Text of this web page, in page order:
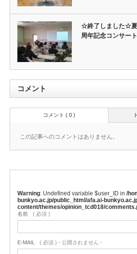
☆終了しました☆
周年記念コンサー
コメント
コメント ( 0 )
この記事へのコメントはありません。
Warning : Undefined variable $user_ID in /
bunkyo.ac.jp/public_html/afa.ai-
content/themes/opinion_tcd018/
名前 ( 必須 )
E-MAIL ( 必須 ) - 公開されません -